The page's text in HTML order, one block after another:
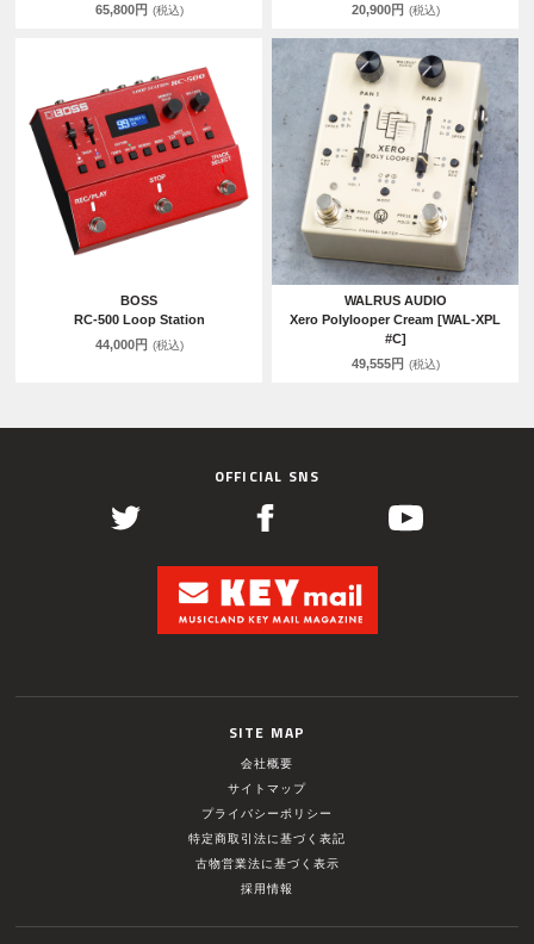
65,800円 (税込)
20,900円 (税込)
BOSS
RC-500 Loop Station
44,000円 (税込)
WALRUS AUDIO
Xero Polylooper Cream [WAL-XPL
#C]
49,555円 (税込)
OFFICIAL SNS
SITE MAP
会社概要
サイトマップ
プライバシーポリシー
特定商取引法に基づく表記
古物営業法に基づく表示
採用情報